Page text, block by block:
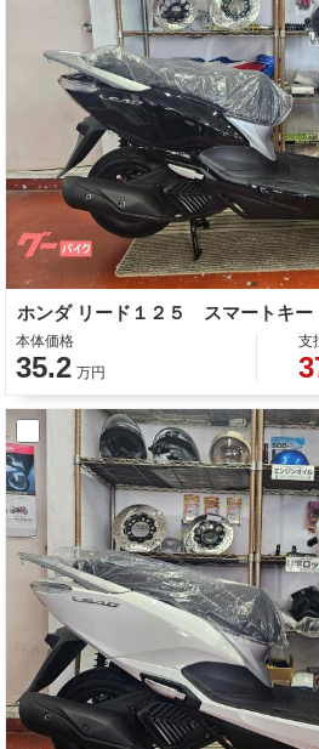
ホンダ リード１２５ スマートキ
本体価格
35.2 万円
支